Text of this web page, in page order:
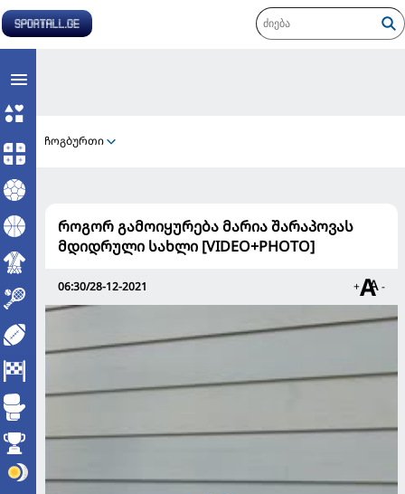
ჩოგბურთი
როგორ გამოიყურება მარია შარაპოვას
მდიდრული სახლი [VIDEO+PHOTO]
06:30/28-12-2021 + -